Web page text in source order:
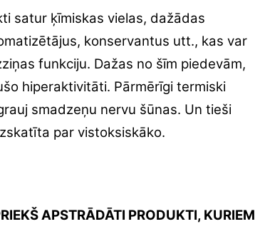
satur ķīmiskas vielas, dažādas
konservantus utt., kas var
funkciju. Dažas no šīm piedevām,
hiperaktivitāti. Pārmērīgi termiski
smadzeņu nervu šūnas. Un tieši
par vistoksiskāko.
APSTRĀDĀTI PRODUKTI, KURIEM